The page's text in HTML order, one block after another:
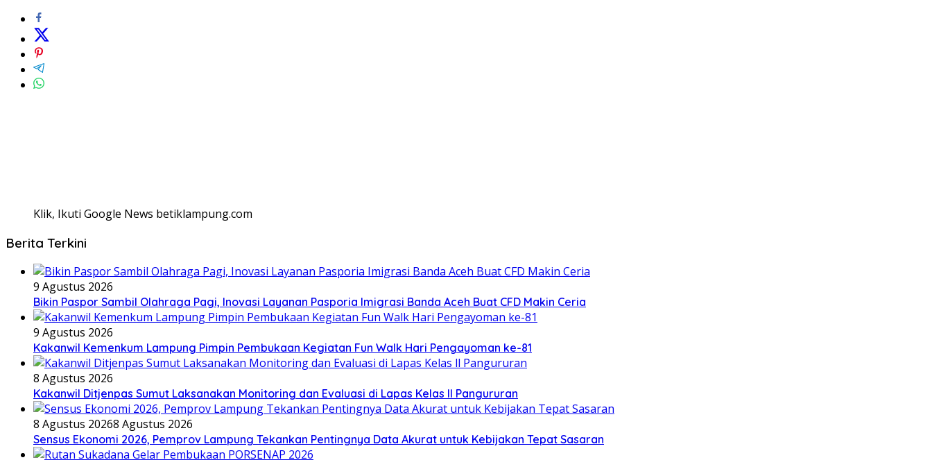
Klik, Ikuti Google News betiklampung.com
Berita Terkini
9 Agustus 2026
Bikin Paspor Sambil Olahraga Pagi, Inovasi Layanan Pasporia Imigrasi Banda Aceh Buat CFD Makin Ceria
9 Agustus 2026
Kakanwil Kemenkum Lampung Pimpin Pembukaan Kegiatan Fun Walk Hari Pengayoman ke-81
8 Agustus 2026
Kakanwil Ditjenpas Sumut Laksanakan Monitoring dan Evaluasi di Lapas Kelas ll Pangururan
8 Agustus 20268 Agustus 2026
Sensus Ekonomi 2026, Pemprov Lampung Tekankan Pentingnya Data Akurat untuk Kebijakan Tepat Sasaran